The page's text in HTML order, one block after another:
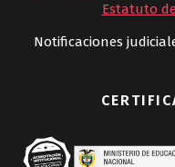
Estatuto
Notificaciones